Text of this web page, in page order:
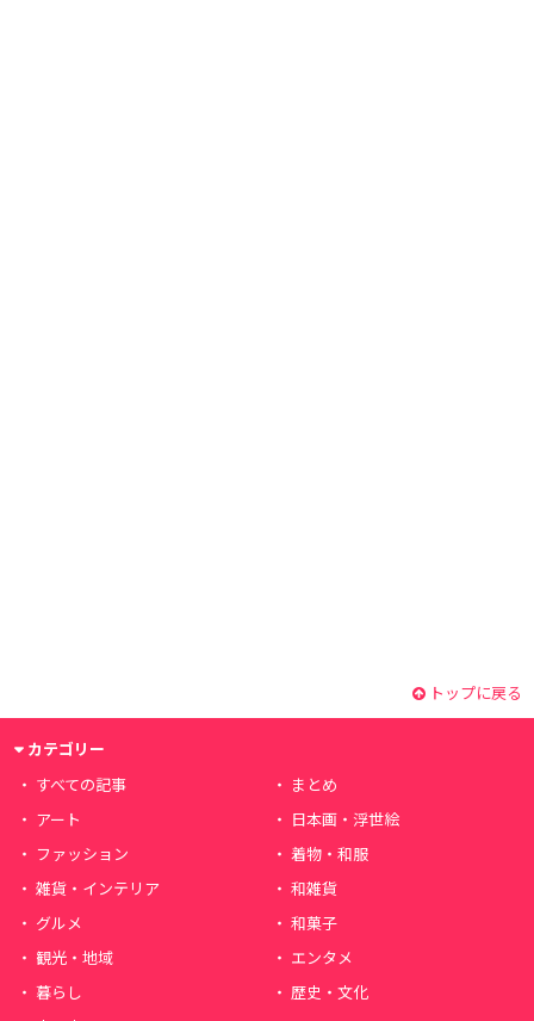
トップに戻る
カテゴリー
すべての記事
まとめ
アート
日本画・浮世絵
ファッション
着物・和服
雑貨・インテリア
和雑貨
グルメ
和菓子
観光・地域
エンタメ
暮らし
歴史・文化